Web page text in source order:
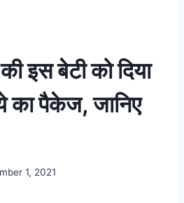
इस बेटी को दिया
पैकेज, जानिए
1, 2021